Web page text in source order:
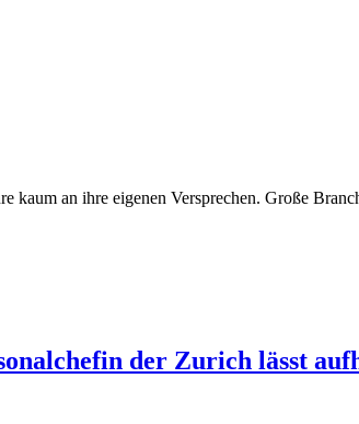
an ihre eigenen Versprechen. Große
der Zurich lässt